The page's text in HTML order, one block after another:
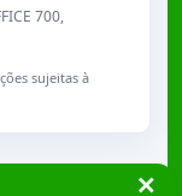
700,
sujeitas à